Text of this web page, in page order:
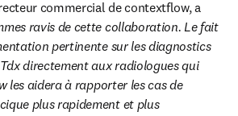
commercial de contextflow, a
ravis de cette collaboration. Le fait
pertinente sur les diagnostics
directement aux radiologues qui
les aidera à rapporter les cas de
plus rapidement et plus